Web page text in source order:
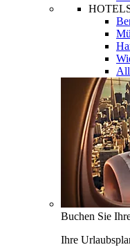
Buchen Sie
Ihre